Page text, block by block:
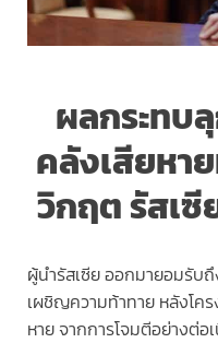
ผลกระทบ
คลังเสียหา
วิกฤต รัสเ
ผู้นำรัสเซีย ออกมายอมรั
เผชิญความท้าทาย หลังโค
หาย จากการโจมตีอย่างต่อ